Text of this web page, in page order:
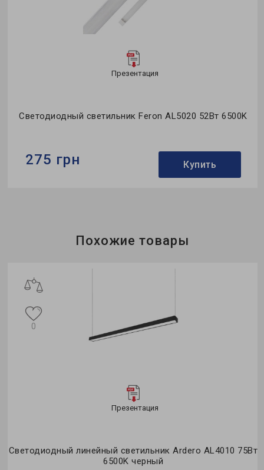
Презентация
Светодиодный светильник Feron AL5020 52Вт 6500K
275 грн Купить
Применение:офис
Похожие товары
Презентация
Светодиодный линейный светильник Ardero AL4010 75Вт
6500K черный
0